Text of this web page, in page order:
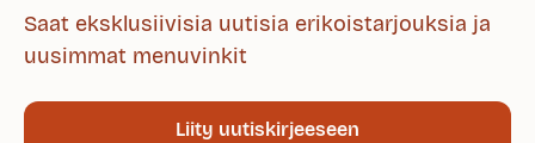
Saat eksklusiivisia uutisia erikoistarjouksia ja
uusimmat menuvinkit
Liity uutiskirjeeseen